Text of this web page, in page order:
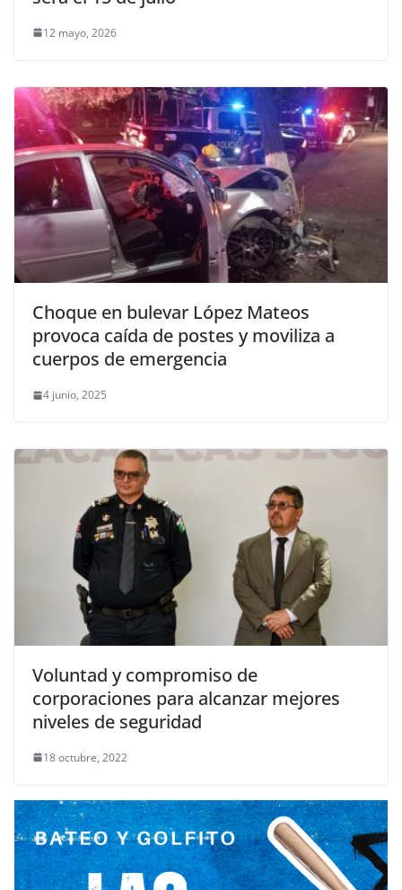
12 mayo, 2026
Choque en bulevar López Mateos
provoca caída de postes y moviliza a
cuerpos de emergencia
4 junio, 2025
Voluntad y compromiso de
corporaciones para alcanzar mejores
niveles de seguridad
18 octubre, 2022